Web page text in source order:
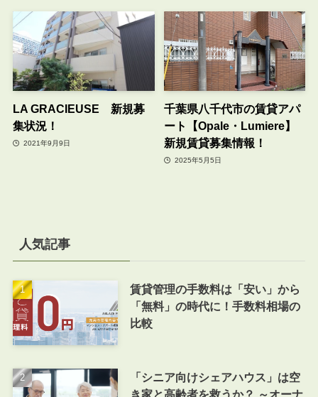
LA GRACIEUSE 新規募
集状況！
2021年9月9日
千葉県八千代市の賃貸アパ
ート【Opale・Lumiere】
新規賃貸募集情報！
2025年5月5日
人気記事
賃貸管理の手数料は「安い」から
「無料」の時代に！手数料相場の
比較
「シニア向けシェアハウス」は空
き家と高齢者を救うか？ ～オーナ